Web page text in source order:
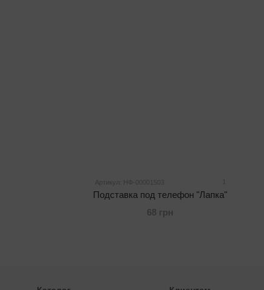
Артикул: НФ-00001503
Подставка под телефон "Лапка"
68 грн